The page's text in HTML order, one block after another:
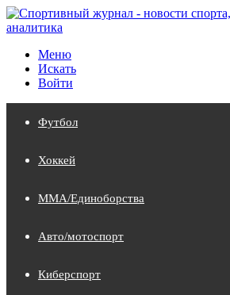
Меню
Искать
Войти
Футбол
Хоккей
MMA/Единоборства
Авто/мотоспорт
Киберспорт